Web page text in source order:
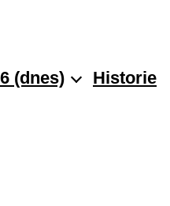
(dnes)
Historie